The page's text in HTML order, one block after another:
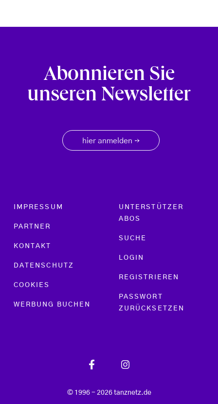
Abonnieren Sie
unseren Newsletter
hier anmelden →
Footer menu
IMPRESSUM
PARTNER
KONTAKT
DATENSCHUTZ
COOKIES
WERBUNG BUCHEN
UNTERSTÜTZER
ABOS
SUCHE
LOGIN
REGISTRIEREN
PASSWORT
ZURÜCKSETZEN
© 1996 - 2026 tanznetz.de